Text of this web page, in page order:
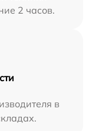
2 часов.
в